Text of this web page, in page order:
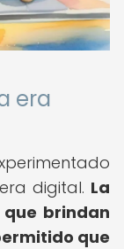
era
digital. La
brindan
que